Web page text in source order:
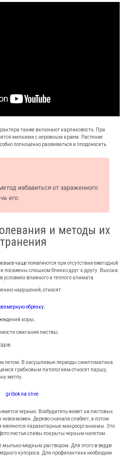
также включают карликовость. При
мелкими с неровным краем. Растение
полноценно развиваться и плодоносить.
избавиться от зараженного
его.
и методы их
чаще появляются при отсутствии ежегодной
посажены слишком близко друг к другу. Высока
условиях влажного и теплого климата.
нарушений, относят:
обрезку;
коры;
сжигания листвы;
летом. В засушливые периоды симптоматика
грибковым патологиям относят паршу,
метлу.
чернью. Возбудитель живет на листовых
Дерево сначала слабеет, а потом
являются паразитарные микроорганизмы. Это
листья сливы покрыты черным налетом.
мыльно-медным раствором. Для этого в ведре
купороса. Для профилактики необходим